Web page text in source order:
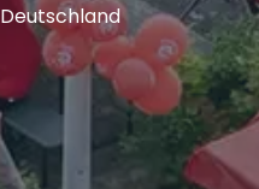
Deutschland